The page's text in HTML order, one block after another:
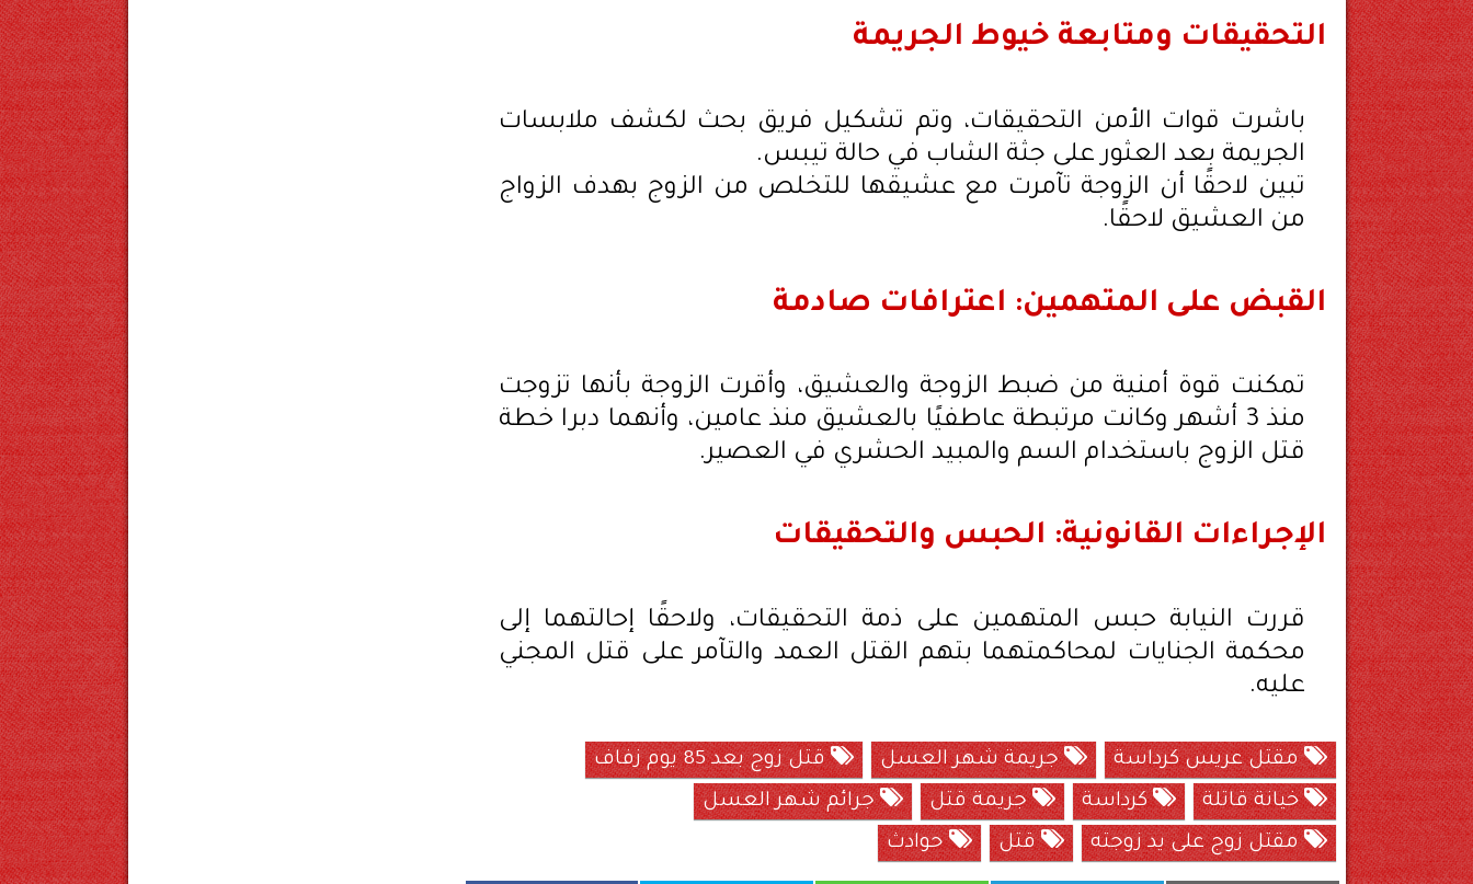
التحقيقات ومتابعة خيوط الجريمة
باشرت قوات الأمن التحقيقات، وتم تشكيل فريق بحث لكشف ملابسات
الجريمة بعد العثور على جثة الشاب في حالة تيبس.
تبين لاحقًا أن الزوجة تآمرت مع عشيقها للتخلص من الزوج بهدف الزواج
من العشيق لاحقًا.
القبض على المتهمين: اعترافات صادمة
تمكنت قوة أمنية من ضبط الزوجة والعشيق، وأقرت الزوجة بأنها تزوجت
منذ 3 أشهر وكانت مرتبطة عاطفيًا بالعشيق منذ عامين، وأنهما دبرا خطة
قتل الزوج باستخدام السم والمبيد الحشري في العصير.
الإجراءات القانونية: الحبس والتحقيقات
قررت النيابة حبس المتهمين على ذمة التحقيقات، ولاحقًا إحالتهما إلى
محكمة الجنايات لمحاكمتهما بتهم القتل العمد والتآمر على قتل المجني
عليه.
مقتل عريس كرداسة جريمة شهر العسل
قتل زوج بعد 85 يوم زفاف
خيانة قاتلة
كرداسة جريمة قتل
جرائم شهر العسل
مقتل زوج على يد زوجته
قتل حوادث